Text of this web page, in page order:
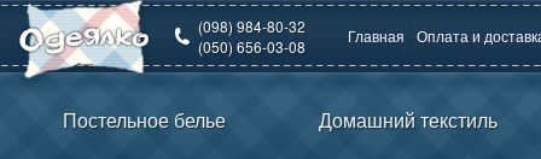
(098) 984-80-32
(050) 656-03-08
Главная Оплата и
Постельное белье Домашний текстиль